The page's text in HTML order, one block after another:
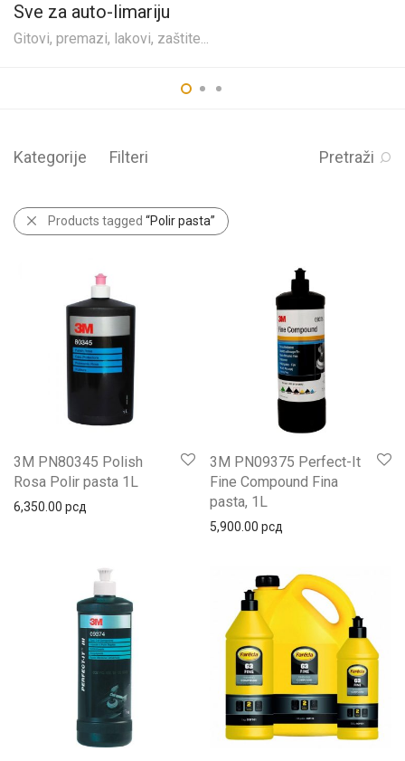
Sve za auto-limariju
Gitovi, premazi, lakovi, zaštite...
Kategorije Filteri Pretraži
Products tagged “Polir pasta”
3M PN80345 Polish
Rosa Polir pasta 1L
6,350.00 рсд
3M PN09375 Perfect-It
Fine Compound Fina
pasta, 1L
5,900.00 рсд